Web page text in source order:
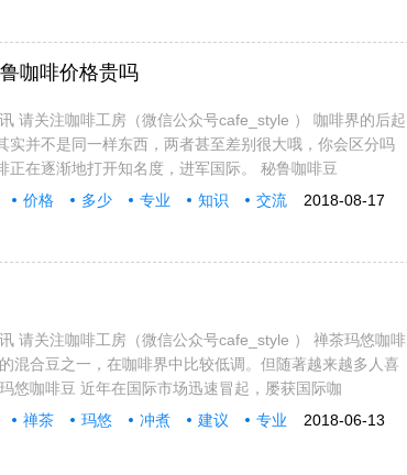
咖啡价格贵吗
请关注咖啡工房（微信公众号cafe_style ） 咖啡界的后起
实并不是同一样东西，两者甚至差别很大哦，你会区分吗
正在逐渐地打开知名度，进军国际。 秘鲁咖啡豆
2018-08-17
价格 多少 专业 知识 交流
请关注咖啡工房（微信公众号cafe_style ） 禅茶玛悠咖啡
混合豆之一，在咖啡界中比较低调。但随著越来越多人喜
悠咖啡豆 近年在国际市场迅速冒起，屡获国际咖
2018-06-13
禅茶 玛悠 冲煮 建议 专业